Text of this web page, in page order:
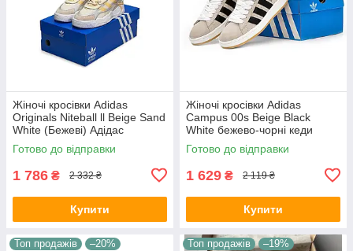
Жіночі кросівки Adidas
Originals Niteball ll Beige Sand
White (Бежеві) Адідас
Найтбол шкіра замш
демісезон
Готово до відправки
1 786 ₴ 2 332 ₴
Купити
Жіночі кросівки Adidas
Campus 00s Beige Black
White бежево-чорні кеди
Адідас Кампус 00с замша
демісезон для дівчат В'єтнам
Готово до відправки
1 629 ₴ 2 119 ₴
Купити
Топ продажів
–20%
Топ продажів
–19%